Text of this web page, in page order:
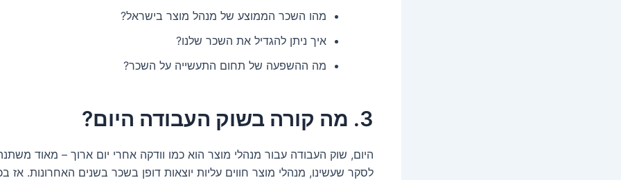
מהו השכר הממוצע של מנהל מוצר בישראל?
איך ניתן להגדיל את השכר שלנו?
מה ההשפעה של תחום התעשייה על השכר?
3. מה קורה בשוק העבודה היום?
היום, שוק העבודה עבור מנהלי מוצר הוא כמו וודקה אחרי יום ארוך – מאוד
לסקר שעשינו, מנהלי מוצר חווים עליות יוצאות דופן בשכר בשנים האחרונות. אז